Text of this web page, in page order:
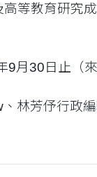
等教育研究成
9月30日止（
林芳伃行政編